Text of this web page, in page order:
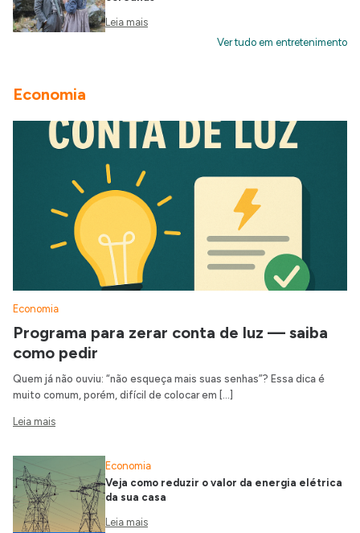
Leia mais
Ver tudo em entretenimento
Economia
Economia
Programa para zerar conta de luz — saiba
como pedir
Quem já não ouviu: “não esqueça mais suas senhas”? Essa dica é
muito comum, porém, difícil de colocar em […]
Leia mais
Economia
Veja como reduzir o valor da energia elétrica
da sua casa
Leia mais